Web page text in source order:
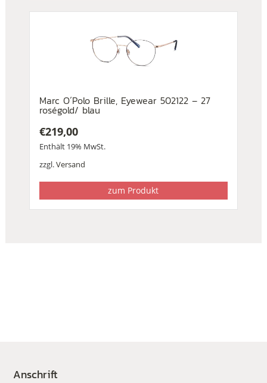
Marc O´Polo Brille, Eyewear 502122 – 27
roségold/ blau
€219,00
Enthält 19% MwSt.
zzgl.Versand
zum Produkt
Anschrift